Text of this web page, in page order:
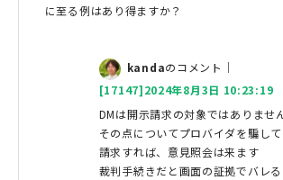
に至る例はあり得ますか？
kandaのコメント｜
[17147]2024年8月3日 10:23:19
DMは開示請求の対象ではありませ
その点についてプロバイダを騙し
請求すれば、意見照会は来ます
裁判手続きだと画面の証拠でバレ